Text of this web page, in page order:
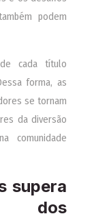
podem
cada título
forma, as
se tornam
da diversão
comunidade
supera
dos